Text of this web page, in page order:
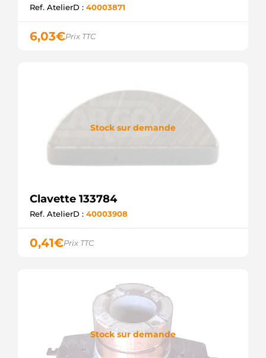
Ref. AtelierD : 40003871
6,03€Prix TTC
Stock sur demande
Clavette 133784
Ref. AtelierD : 40003908
0,41€Prix TTC
Stock sur demande